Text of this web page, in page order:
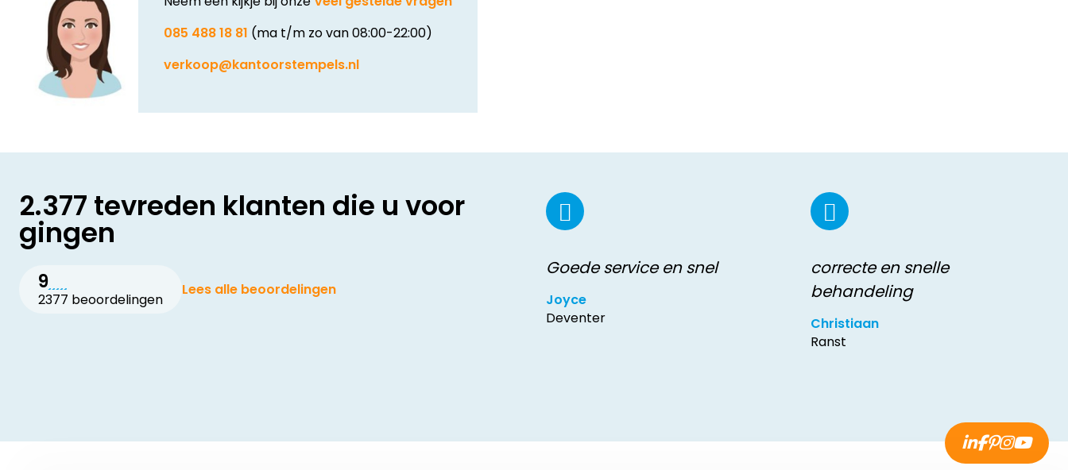
085 488 18 81 (ma t/m zo van 08:00-22:00)
verkoop@kantoorstempels.nl
2.377 tevreden klanten die u voor
gingen
9
2377 beoordelingen
Lees alle beoordelingen
Goede service en snel
Joyce
Deventer
correcte en snelle
behandeling
Christiaan
Ranst